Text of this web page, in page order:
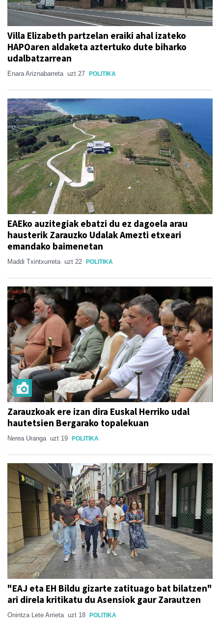
Villa Elizabeth partzelan eraiki ahal izateko
HAPOaren aldaketa aztertuko dute biharko
udalbatzarrean
Enara Ariznabarreta uzt 27 POLITIKA
EAEko auzitegiak ebatzi du ez dagoela arau
hausterik Zarauzko Udalak Amezti etxeari
emandako baimenetan
Maddi Txintxurreta uzt 22 POLITIKA
Zarauzkoak ere izan dira Euskal Herriko udal
hautetsien Bergarako topalekuan
Nerea Uranga uzt 19 POLITIKA
"EAJ eta EH Bildu gizarte zatituago bat bilatzen"
ari direla kritikatu du Asensiok gaur Zarautzen
Onintza Lete Arrieta uzt 18 POLITIKA